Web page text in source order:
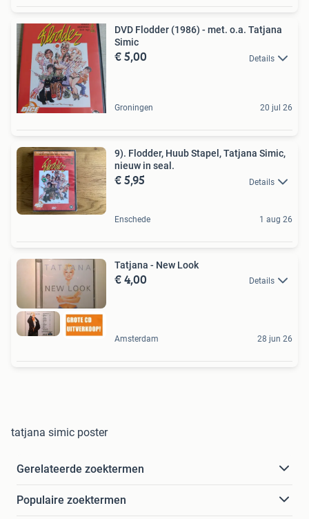
DVD Flodder (1986) - met. o.a. Tatjana
Simic
€ 5,00 Details
Groningen 20 jul 26
9). Flodder, Huub Stapel, Tatjana Simic,
nieuw in seal.
€ 5,95 Details
Enschede 1 aug 26
Tatjana - New Look
€ 4,00 Details
Amsterdam 28 jun 26
tatjana simic poster
Gerelateerde zoektermen
Populaire zoektermen